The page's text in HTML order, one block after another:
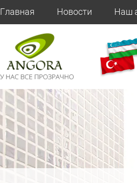
Главная Новости Наш